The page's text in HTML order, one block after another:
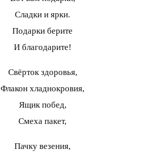
Сладки и ярки.
Подарки берите
И благодарите!
Свёрток здоровья,
Флакон хладнокровия,
Ящик побед,
Смеха пакет,
Пачку везения,